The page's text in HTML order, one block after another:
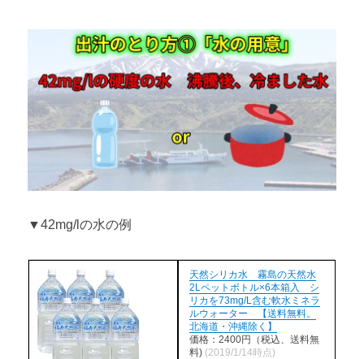
▼42mg/lの水の例
天然シリカ水 霧島の天然水
2Lペットボトル×6本箱入 シ
リカを73mg/L含む軟水ミネラ
ルウォーター 【送料無料。
北海道・沖縄除く】
価格：2400円（税込、送料無
料) (2019/1/14時点)